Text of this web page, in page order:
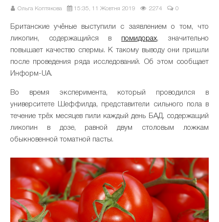
Ольга Коптякова 15:35, 11 Жовтня 2019 2274 0
Британские учёные выступили с заявлением о том, что
ликопин, содержащийся в помидорах, значительно
повышает качество спермы. К такому выводу они пришли
после проведения ряда исследований. Об этом сообщает
Информ-UA.
Во время эксперимента, который проводился в
университете Шеффилда, представители сильного пола в
течение трёх месяцев пили каждый день БАД, содержащий
ликопин в дозе, равной двум столовым ложкам
обыкновенной томатной пасты.